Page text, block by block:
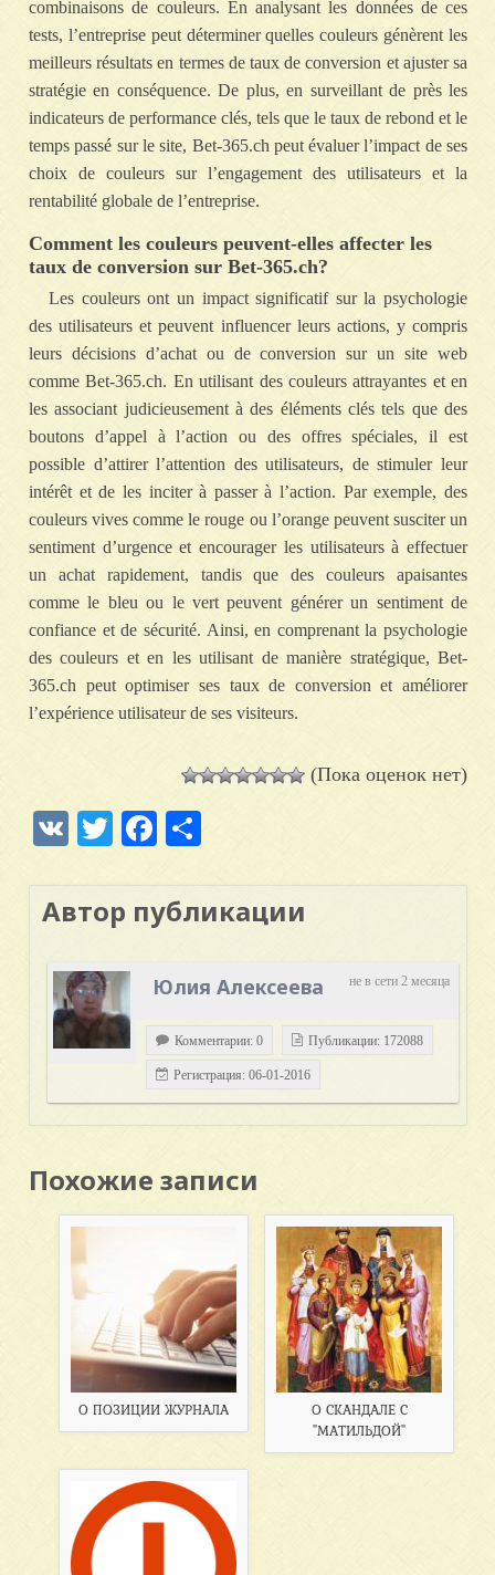
combinaisons de couleurs. En analysant les données de ces
tests, l’entreprise peut déterminer quelles couleurs génèrent les
meilleurs résultats en termes de taux de conversion et ajuster sa
stratégie en conséquence. De plus, en surveillant de près les
indicateurs de performance clés, tels que le taux de rebond et le
temps passé sur le site, Bet-365.ch peut évaluer l’impact de ses
choix de couleurs sur l’engagement des utilisateurs et la
rentabilité globale de l’entreprise.
Comment les couleurs peuvent-elles affecter les
taux de conversion sur Bet-365.ch?
Les couleurs ont un impact significatif sur la psychologie
des utilisateurs et peuvent influencer leurs actions, y compris
leurs décisions d’achat ou de conversion sur un site web
comme Bet-365.ch. En utilisant des couleurs attrayantes et en
les associant judicieusement à des éléments clés tels que des
boutons d’appel à l’action ou des offres spéciales, il est
possible d’attirer l’attention des utilisateurs, de stimuler leur
intérêt et de les inciter à passer à l’action. Par exemple, des
couleurs vives comme le rouge ou l’orange peuvent susciter un
sentiment d’urgence et encourager les utilisateurs à effectuer
un achat rapidement, tandis que des couleurs apaisantes
comme le bleu ou le vert peuvent générer un sentiment de
confiance et de sécurité. Ainsi, en comprenant la psychologie
des couleurs et en les utilisant de manière stratégique, Bet-
365.ch peut optimiser ses taux de conversion et améliorer
l’expérience utilisateur de ses visiteurs.
(Пока оценок нет)
VK TwitterFacebook
Автор публикации
не в сети 2 месяца
Юлия Алексеева
Комментарии: 0 Публикации: 172088
Регистрация: 06-01-2016
Похожие записи
О ПОЗИЦИИ ЖУРНАЛА
О СКАНДАЛЕ С
"МАТИЛЬДОЙ"